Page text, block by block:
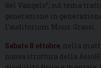
del Vangelo”, sul tema
generazione in
l’auditorium Mons. Grassi.
Sabato 8 ottobre, nella
nuova struttura della